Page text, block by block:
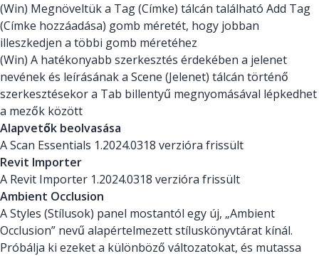
(Win) Megnöveltük a Tag (Címke) tálcán található Add Tag
(Címke hozzáadása) gomb méretét, hogy jobban
illeszkedjen a többi gomb méretéhez
(Win) A hatékonyabb szerkesztés érdekében a jelenet
nevének és leírásának a Scene (Jelenet) tálcán történő
szerkesztésekor a Tab billentyű megnyomásával lépkedhet
a mezők között
Alapvetők beolvasása
A Scan Essentials 1.2024.0318 verzióra frissült
Revit Importer
A Revit Importer 1.2024.0318 verzióra frissült
Ambient Occlusion
A Styles (Stílusok) panel mostantól egy új, „Ambient
Occlusion” nevű alapértelmezett stíluskönyvtárat kínál.
Próbálja ki ezeket a különböző változatokat, és mutassa